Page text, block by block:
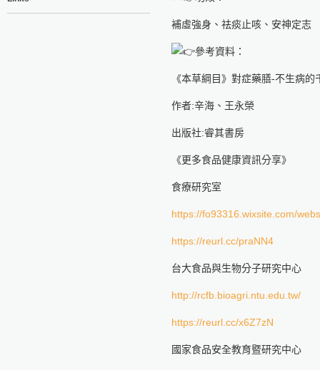
補虛強身、祛痰止咳、安神定志
參考資料：
《本草綱目》對症藥膳-不生病的
作者:辛海、王永榮
出版社:睿其書房
《更多食品健康資訊分享》
食療研究室
https://fo93316.wixsite.com/
https://reurl.cc/praNN4
台大食品與生物分子研究中心
http://rcfb.bioagri.ntu.edu.tw/
https://reurl.cc/x6Z7zN
國家食品安全教育暨研究中心